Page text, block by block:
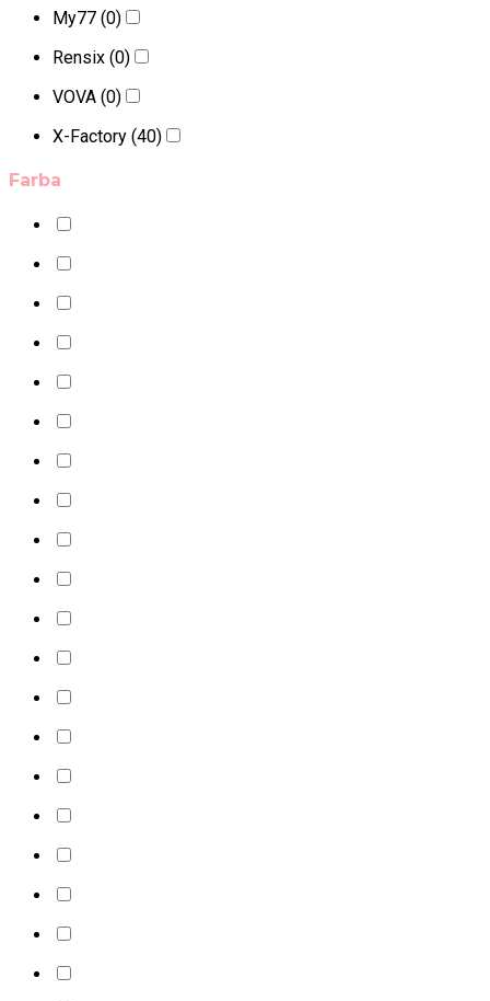
My77 (0)
Rensix (0)
VOVA (0)
X-Factory (40)
Farba